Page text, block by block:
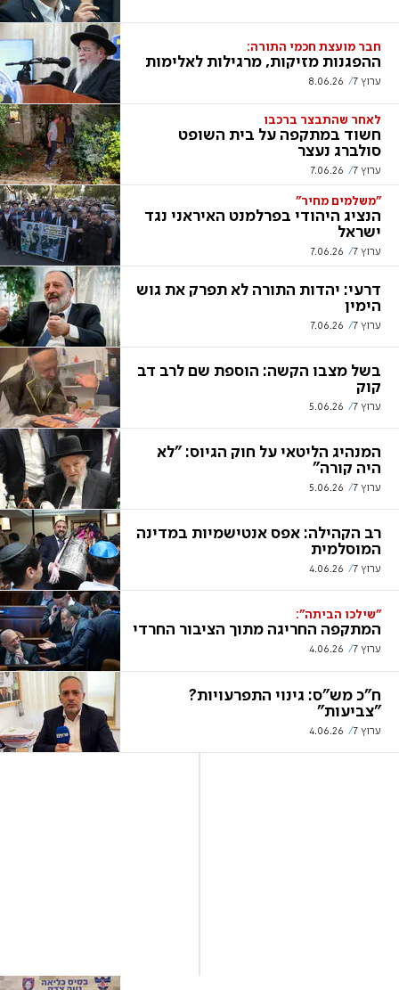
חבר מועצת חכמי התורה:
ההפגנות מזיקות, מרגילות לאלימות
ערוץ 7 8.06.26
לאחר שהתבצר ברכבו
חשוד במתקפה על בית השופט
סולברג נעצר
ערוץ 7 7.06.26
"משלמים מחיר"
הנציג היהודי בפרלמנט האיראני נגד
ישראל
ערוץ 7 7.06.26
דרעי: יהדות התורה לא תפרק את גוש
הימין
ערוץ 7 7.06.26
בשל מצבו הקשה: הוספת שם לרב דב
קוק
ערוץ 7 5.06.26
המנהיג הליטאי על חוק הגיוס: "לא
היה קורה"
ערוץ 7 5.06.26
רב הקהילה: אפס אנטישמיות במדינה
המוסלמית
ערוץ 7 4.06.26
"שילכו הביתה":
המתקפה החריגה מתוך הציבור החרדי
ערוץ 7 4.06.26
ח"כ מש"ס: גינוי התפרעויות?
"צביעות"
ערוץ 7 4.06.26